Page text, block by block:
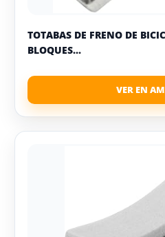
TOTABAS DE FRENO DE
BLOQUES...